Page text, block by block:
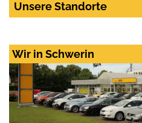
Unsere Standorte
Wir in Schwerin